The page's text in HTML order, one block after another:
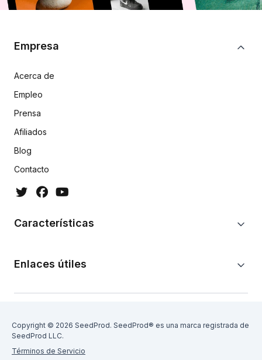
Empresa
Acerca de
Empleo
Prensa
Afiliados
Blog
Contacto
Características
Enlaces útiles
Copyright © 2026 SeedProd. SeedProd® es una marca registrada de
SeedProd LLC.
Términos de Servicio